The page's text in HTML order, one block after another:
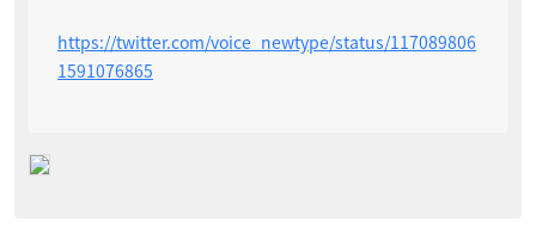
https://twitter.com/voice_newtype/status/117089806
1591076865